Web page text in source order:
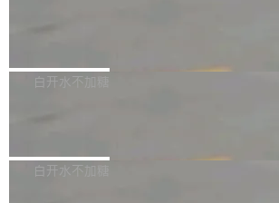
不得生成涉及安全性的关键变更，除非作者本身
36个月。 公告显示，本次宇树科技战略配售对
员工参与设立的专项资产管理计划。其中，Dee
Bug fixes and enhancements 修复多次传递同
一个回归问题，该问题导致拉取镜像时会拒绝包
白开水不加糖
e 孵化器项目管理委员会（IPMC）投票中获得
白开水不加糖